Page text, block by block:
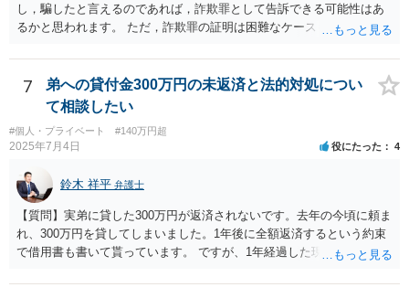
し，騙したと言えるのであれば，詐欺罪として告訴できる可能性はあ
るかと思われます。 ただ，詐欺罪の証明は困難なケースも多く，民事
7
弟への貸付金300万円の未返済と法的対処につい
て相談したい
#個人・プライベート #140万円超
2025年7月4日 役にたった 4
鈴木 祥平 弁護士
【質問】実弟に貸した300万円が返済されないです。去年の今頃に頼ま
れ、300万円を貸してしまいました。1年後に全額返済するという約束
で借用書も書いて貰っています。 ですが、1年経過した現在一銭も返
どという話も無く、開き直っている様に見受けられます。返済は勿論